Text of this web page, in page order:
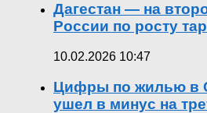
Дагестан — на
России по росту
10.02.2026 10:47
Цифры по жилью в
ушел в минус на